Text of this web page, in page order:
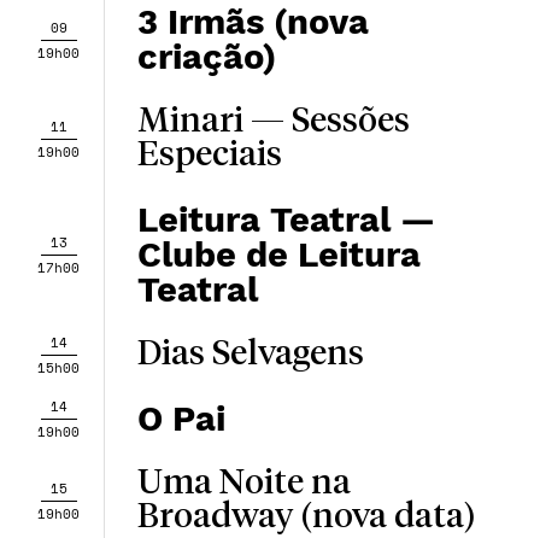
09
19h00
3 Irmãs (nova
criação)
11
19h00
Minari — Sessões
Especiais
13
17h00
Leitura Teatral —
Clube de Leitura
Teatral
14
15h00
Dias Selvagens
14
19h00
O Pai
15
19h00
Uma Noite na
Broadway (nova data)